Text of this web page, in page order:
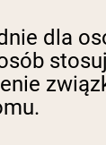
dla